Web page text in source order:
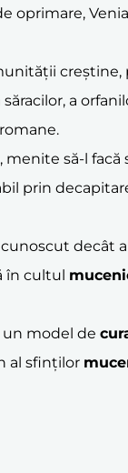
oprimare,
a
să-l
prin
decât
în cultul
un model de
al sfinților